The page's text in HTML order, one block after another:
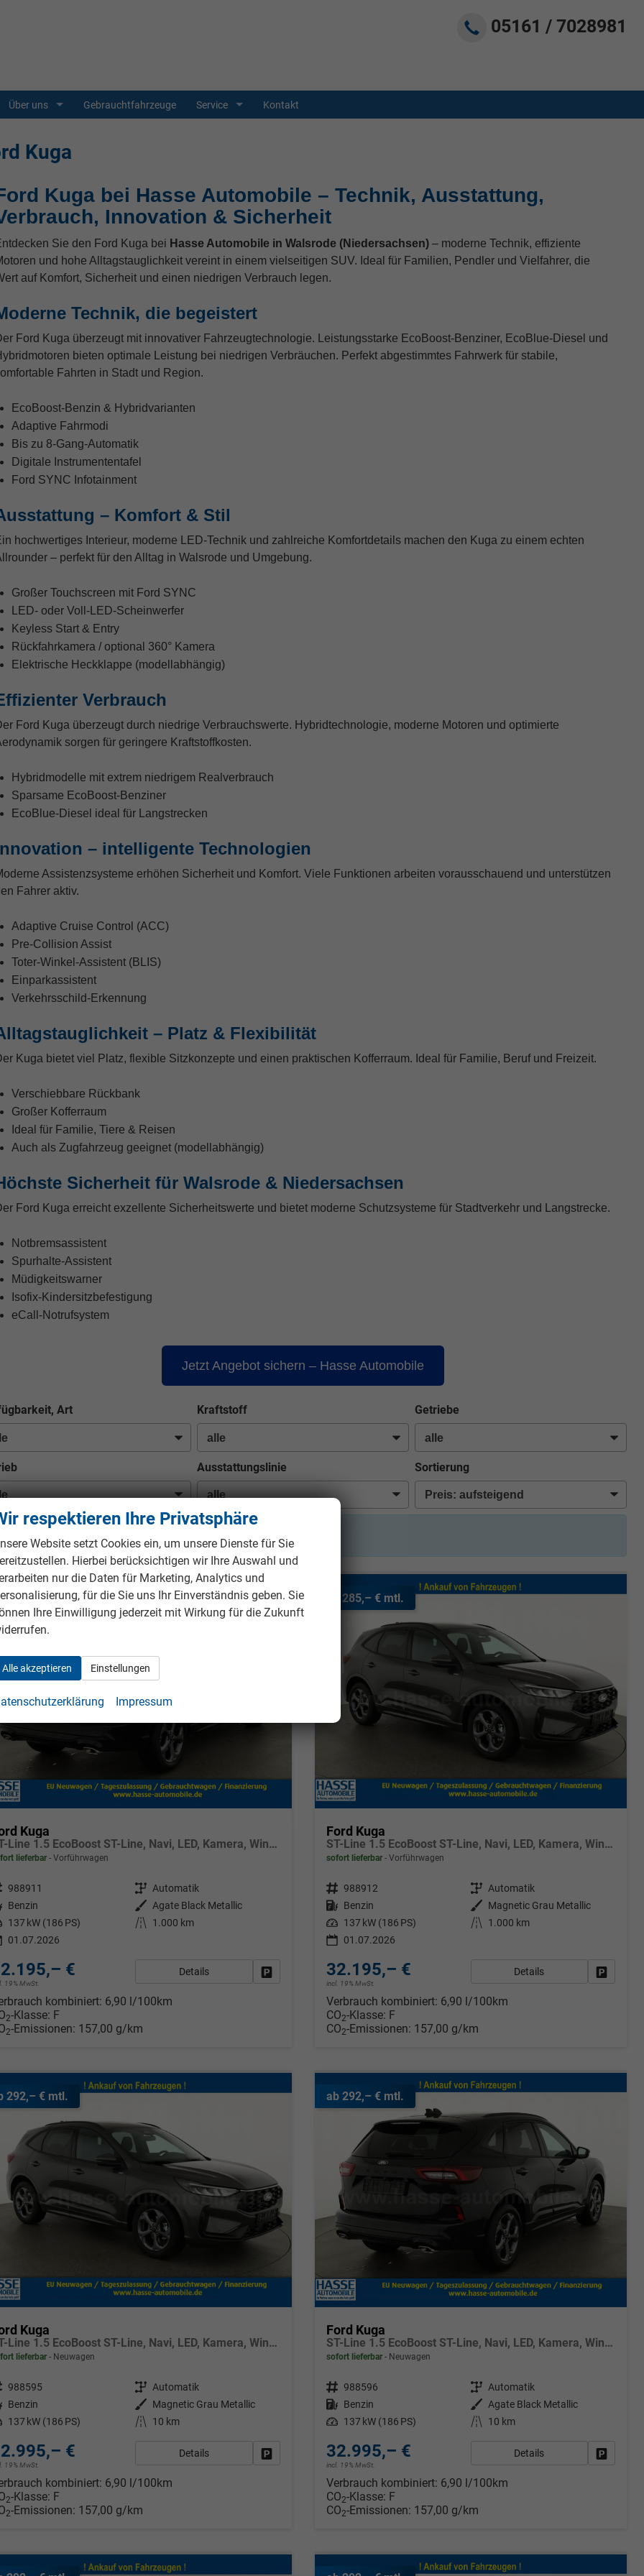
05161 / 7028981
Über uns Gebrauchtfahrzeuge Service Kontakt
Kuga
Kuga bei Hasse Automobile – Technik, Ausstattung,
Innovation & Sicherheit
Sie den Ford Kuga bei Hasse Automobile in Walsrode (Niedersachsen)– moderne Technik, effiziente
und hohe Alltagstauglichkeit vereint in einem vielseitigen SUV. Ideal für Familien, Pendler und Vielfahrer, die
auf Komfort, Sicherheit und einen niedrigen Verbrauch legen.
Technik, die begeistert
Ford Kuga überzeugt mit innovativer Fahrzeugtechnologie. Leistungsstarke EcoBoost-Benziner, EcoBlue-Diesel und
bieten optimale Leistung bei niedrigen Verbräuchen. Perfekt abgestimmtes Fahrwerk für stabile,
Fahrten in Stadt und Region.
EcoBoost-Benzin & Hybridvarianten
Adaptive Fahrmodi
Bis zu 8-Gang-Automatik
Digitale Instrumententafel
Ford SYNC Infotainment
– Komfort & Stil
hochwertiges Interieur, moderne LED-Technik und zahlreiche Komfortdetails machen den Kuga zu einem echten
– perfekt für den Alltag in Walsrode und Umgebung.
Großer Touchscreen mit Ford SYNC
LED- oder Voll-LED-Scheinwerfer
Keyless Start & Entry
Rückfahrkamera / optional 360° Kamera
Elektrische Heckklappe (modellabhängig)
Verbrauch
Ford Kuga überzeugt durch niedrige Verbrauchswerte. Hybridtechnologie, moderne Motoren und optimierte
sorgen für geringere Kraftstoffkosten.
Hybridmodelle mit extrem niedrigem Realverbrauch
Sparsame EcoBoost-Benziner
EcoBlue-Diesel ideal für Langstrecken
– intelligente Technologien
Assistenzsysteme erhöhen Sicherheit und Komfort. Viele Funktionen arbeiten vorausschauend und unterstützen
Fahrer aktiv.
Adaptive Cruise Control (ACC)
Pre-Collision Assist
Toter-Winkel-Assistent (BLIS)
Einparkassistent
Verkehrsschild-Erkennung
– Platz & Flexibilität
Kuga bietet viel Platz, flexible Sitzkonzepte und einen praktischen Kofferraum. Ideal für Familie, Beruf und Freizeit.
Verschiebbare Rückbank
Großer Kofferraum
Ideal für Familie, Tiere & Reisen
Auch als Zugfahrzeug geeignet (modellabhängig)
Sicherheit für Walsrode & Niedersachsen
Ford Kuga erreicht exzellente Sicherheitswerte und bietet moderne Schutzsysteme für Stadtverkehr und Langstrecke.
Notbremsassistent
Spurhalte-Assistent
Müdigkeitswarner
Isofix-Kindersitzbefestigung
eCall-Notrufsystem
Jetzt Angebot sichern – Hasse Automobile
Art Kraftstoff Getriebe
Ausstattungslinie Sortierung
Ihrer aktuellen Filterung befinden sich Fahrzeuge:
285,– € mtl.
Kuga
ST-Line 1.5 EcoBoost ST-Line, Navi, LED, Kamera, Winter, FS beheizbar
lieferbar Vorführwagen
988911 Getriebe Automatik
Benzin Außenfarbe
Agate Black Metallic
137 kW (186 PS) Kilometerstand
1.000 km
01.07.2026
€
19% MwSt.
Details Fahrzeug parken
kombiniert: 6,90 l/100km
2-Klasse: F
2-Emissionen: 157,00 g/km
ab 285,– € mtl.
Ford Kuga
ST-Line 1.5 EcoBoost ST-Line, Navi, LED, Kamera, Winter, FS beheizbar
sofort lieferbar Vorführwagen
Fahrzeugnr. 988912 Getriebe Automatik
Kraftstoff Benzin Außenfarbe
Magnetic Grau Metallic
Leistung 137 kW (186 PS) Kilometerstand
1.000 km
01.07.2026
32.195,– €
incl. 19% MwSt.
Details
Verbrauch kombiniert: 6,90 l/100km
CO2-Klasse: F
CO2-Emissionen: 157,00 g/km
292,– € mtl.
Kuga
ST-Line 1.5 EcoBoost ST-Line, Navi, LED, Kamera, Winter, FS beheizbar
lieferbar Neuwagen
988595 Getriebe Automatik
Benzin Außenfarbe
Magnetic Grau Metallic
137 kW (186 PS) Kilometerstand 10 km
€
19% MwSt.
Details Fahrzeug parken
kombiniert: 6,90 l/100km
2-Klasse: F
2-Emissionen: 157,00 g/km
ab 292,– € mtl.
Ford Kuga
ST-Line 1.5 EcoBoost ST-Line, Navi, LED, Kamera, Winter, FS beheizbar
sofort lieferbar Neuwagen
Fahrzeugnr. 988596 Getriebe Automatik
Kraftstoff Benzin Außenfarbe
Agate Black Metallic
Leistung 137 kW (186 PS) Kilometerstand 10 km
32.995,– €
incl. 19% MwSt.
Details
Verbrauch kombiniert: 6,90 l/100km
CO2-Klasse: F
CO2-Emissionen: 157,00 g/km
respektieren Ihre Privatsphäre
Website setzt Cookies ein, um unsere Dienste für Sie
Hierbei berücksichtigen wir Ihre Auswahl und
nur die Daten für Marketing, Analytics und
für die Sie uns Ihr Einverständnis geben. Sie
Ihre Einwilligung jederzeit mit Wirkung für die Zukunft
Alle akzeptieren Einstellungen
Impressum